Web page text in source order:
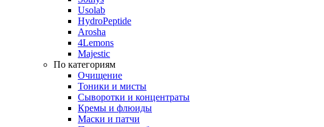
Usolab
HydroPeptide
Arosha
4Lemons
Majestic
По категориям
Очищение
Тоники и мисты
Сыворотки и концентраты
Кремы и флюиды
Маски и патчи